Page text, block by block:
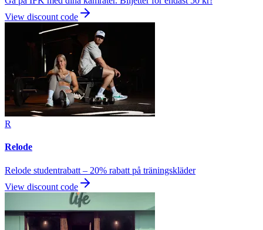
View discount code
R
Relode
Relode studentrabatt – 20% rabatt på träningskläder
View discount code